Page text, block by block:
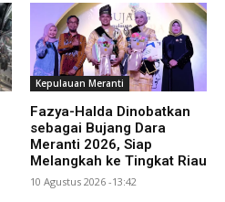
Kepulauan Meranti
Fazya-Halda Dinobatkan
sebagai Bujang Dara
Meranti 2026, Siap
Melangkah ke Tingkat Riau
10 Agustus 2026 -13:42